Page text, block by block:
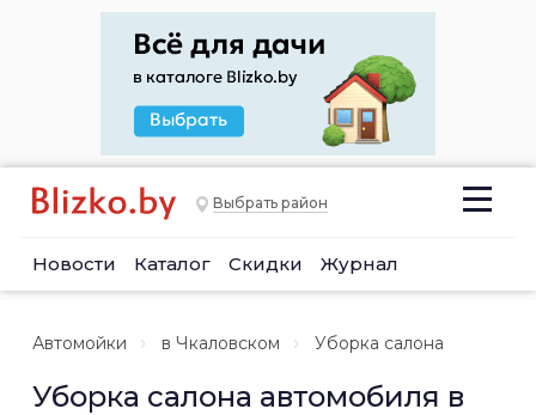
Выбрать район
Новости Каталог Скидки Журнал
Автомойки в Чкаловском Уборка салона
Уборка салона автомобиля в